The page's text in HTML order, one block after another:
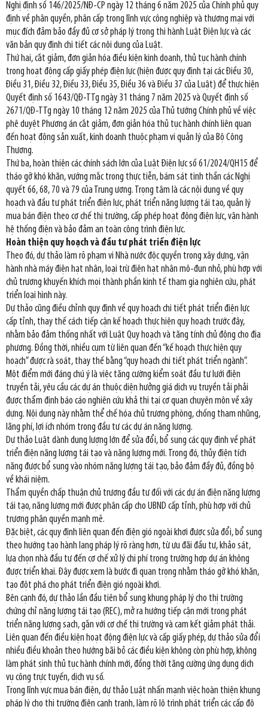
Nghị định số 146/2025/NĐ-CP ngày 12 tháng 6 năm 2025 của Chính phủ quy
định về phân quyền, phân cấp trong lĩnh vực công nghiệp và thương mại với
mục đích đảm bảo đầy đủ cơ sở pháp lý trong thi hành Luật Điện lực và các
văn bản quy định chi tiết các nội dung của Luật.
Thứ hai, cắt giảm, đơn giản hóa điều kiện kinh doanh, thủ tục hành chính
trong hoạt động cấp giấy phép điện lực (hiện được quy định tại các Điều 30,
Điều 31, Điều 32, Điều 33, Điều 35, Điều 36 và Điều 37 của Luật) để thực hiện
Quyết định số 1643/QĐ-TTg ngày 31 tháng 7 năm 2025 và Quyết định số
2671/QĐ-TTg ngày 10 tháng 12 năm 2025 của Thủ tướng Chính phủ về việc
phê duyệt Phương án cắt giảm, đơn giản hóa thủ tục hành chính liên quan
đến hoạt động sản xuất, kinh doanh thuộc phạm vi quản lý của Bộ Công
Thương.
Thứ ba, hoàn thiện các chính sách lớn của Luật Điện lực số 61/2024/QH15 để
tháo gỡ khó khăn, vướng mắc trong thực tiễn, bám sát tinh thần các Nghị
quyết 66, 68, 70 và 79 của Trung ương. Trọng tâm là các nội dung về quy
hoạch và đầu tư phát triển điện lực, phát triển năng lượng tái tạo, quản lý
mua bán điện theo cơ chế thị trường, cấp phép hoạt động điện lực, vận hành
hệ thống điện và bảo đảm an toàn công trình điện lực.
Hoàn thiện quy hoạch và đầu tư phát triển điện lực
Theo đó, dự thảo làm rõ phạm vi Nhà nước độc quyền trong xây dựng, vận
hành nhà máy điện hạt nhân, loại trừ điện hạt nhân mô-đun nhỏ, phù hợp với
chủ trương khuyến khích mọi thành phần kinh tế tham gia nghiên cứu, phát
triển loại hình này.
Dự thảo cũng điều chỉnh quy định về quy hoạch chi tiết phát triển điện lực
cấp tỉnh, thay thế cách tiếp cận kế hoạch thực hiện quy hoạch trước đây,
nhằm bảo đảm thống nhất với Luật Quy hoạch và tăng tính chủ động cho địa
phương. Đồng thời, nhiều cụm từ liên quan đến “kế hoạch thực hiện quy
hoạch” được rà soát, thay thế bằng “quy hoạch chi tiết phát triển ngành”.
Một điểm mới đáng chú ý là việc tăng cường kiểm soát đầu tư lưới điện
truyền tải, yêu cầu các dự án thuộc diện hưởng giá dịch vụ truyền tải phải
được thẩm định báo cáo nghiên cứu khả thi tại cơ quan chuyên môn về xây
dựng. Nội dung này nhằm thể chế hóa chủ trương phòng, chống tham nhũng,
lãng phí, lợi ích nhóm trong đầu tư các dự án năng lượng.
Dự thảo Luật dành dung lượng lớn để sửa đổi, bổ sung các quy định về phát
triển điện năng lượng tái tạo và năng lượng mới. Trong đó, thủy điện tích
năng được bổ sung vào nhóm năng lượng tái tạo, bảo đảm đầy đủ, đồng bộ
về khái niệm.
Thẩm quyền chấp thuận chủ trương đầu tư đối với các dự án điện năng lượng
tái tạo, năng lượng mới được phân cấp cho UBND cấp tỉnh, phù hợp với chủ
trương phân quyền mạnh mẽ.
Đặc biệt, các quy định liên quan đến điện gió ngoài khơi được sửa đổi, bổ sung
theo hướng tạo hành lang pháp lý rõ ràng hơn, từ ưu đãi đầu tư, khảo sát,
lựa chọn nhà đầu tư đến cơ chế xử lý chi phí trong trường hợp dự án không
được triển khai. Đây được xem là bước đi quan trọng nhằm tháo gỡ khó khăn,
tạo đột phá cho phát triển điện gió ngoài khơi.
Bên cạnh đó, dự thảo lần đầu tiên bổ sung khung pháp lý cho thị trường
chứng chỉ năng lượng tái tạo (REC), mở ra hướng tiếp cận mới trong phát
triển năng lượng sạch, gắn với cơ chế thị trường và cam kết giảm phát thải.
Liên quan đến điều kiện hoạt động điện lực và cấp giấy phép, dự thảo sửa đổi
nhiều điều khoản theo hướng bãi bỏ các điều kiện không còn phù hợp, không
làm phát sinh thủ tục hành chính mới, đồng thời tăng cường ứng dụng dịch
vụ công trực tuyến, dịch vụ số.
Trong lĩnh vực mua bán điện, dự thảo Luật nhấn mạnh việc hoàn thiện khung
pháp lý cho thị trường điện cạnh tranh, làm rõ lộ trình phát triển các cấp độ